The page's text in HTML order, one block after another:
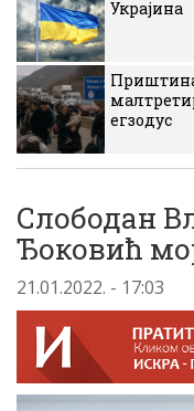
Украјина
Приштина
егзодус
Слободан
Ђоковић
21.01.2022. - 17:03